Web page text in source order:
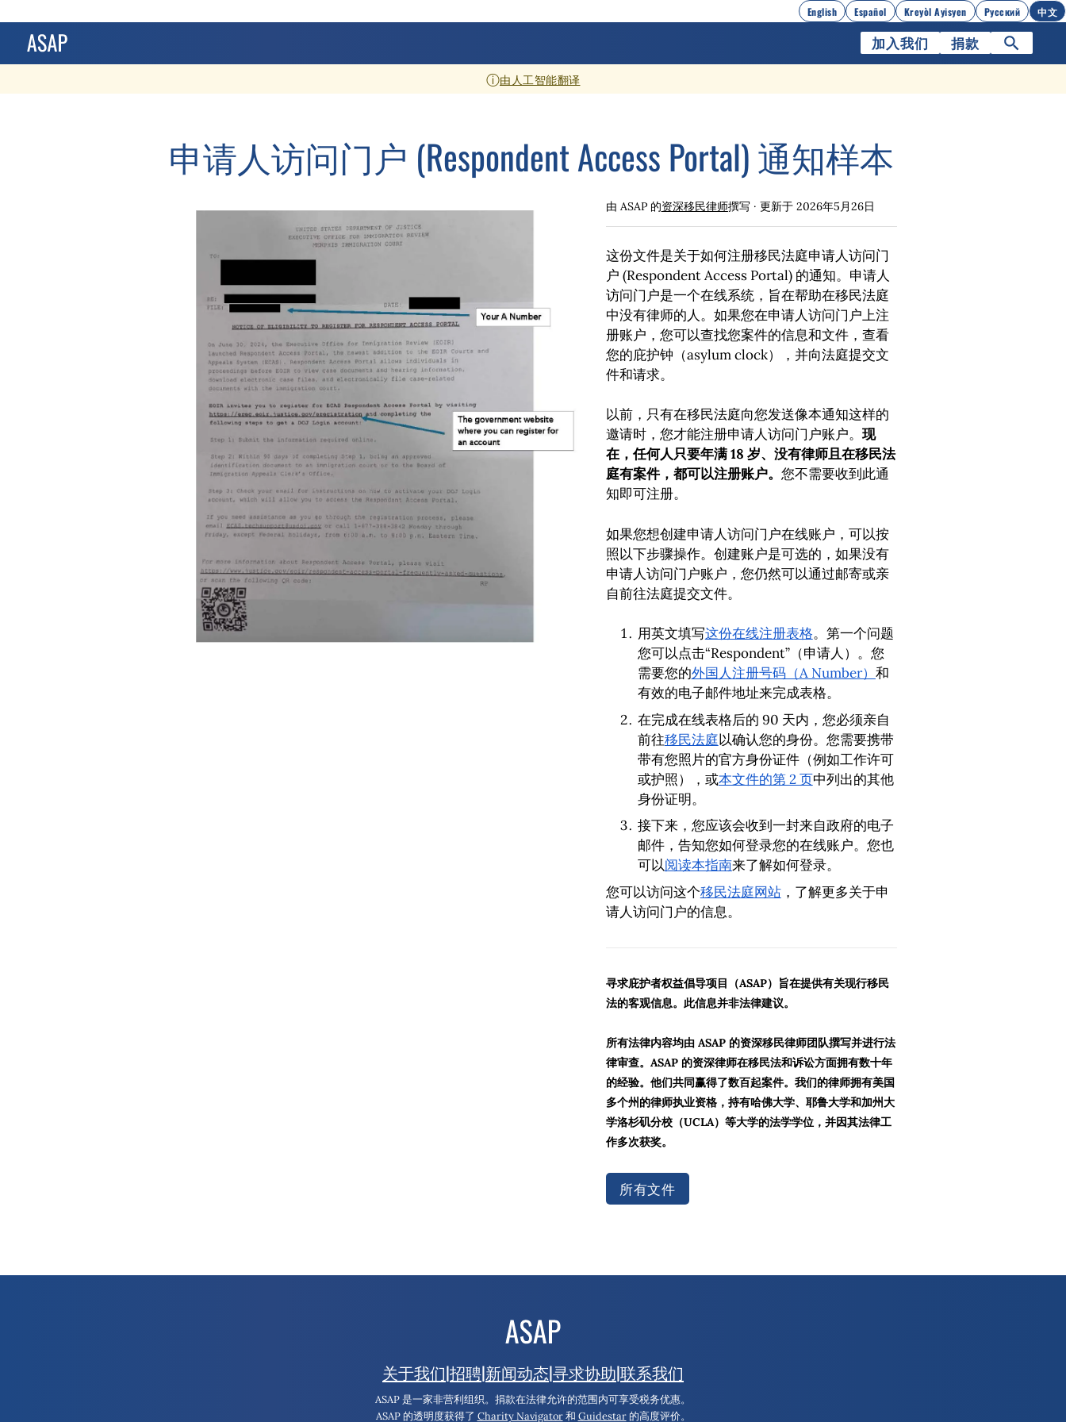
English Español Kreyòl Ayisyen Русский 中文
加入我们
捐款
ⓘ由人工智能翻译
申请人访问门户 (Respondent Access Portal) 通知样本
由 ASAP 的资深移民律师撰写 · 更新于 2026年5月26日
这份文件是关于如何注册移民法庭申请人访问门
户 (Respondent Access Portal) 的通知。申请人
访问门户是一个在线系统，旨在帮助在移民法庭
中没有律师的人。如果您在申请人访问门户上注
册账户，您可以查找您案件的信息和文件，查看
您的庇护钟（asylum clock），并向法庭提交文
件和请求。
以前，只有在移民法庭向您发送像本通知这样的
邀请时，您才能注册申请人访问门户账户。 现
在，任何人只要年满 18 岁、没有律师且在移民法
庭有案件，都可以注册账户。 您不需要收到此通
知即可注册。
如果您想创建申请人访问门户在线账户，可以按
照以下步骤操作。创建账户是可选的，如果没有
申请人访问门户账户，您仍然可以通过邮寄或亲
自前往法庭提交文件。
用英文填写这份在线注册表格。第一个问题
您可以点击“Respondent”（申请人）。您
需要您的外国人注册号码（A Number） 和
有效的电子邮件地址来完成表格。
在完成在线表格后的 90 天内，您必须亲自
前往移民法庭以确认您的身份。您需要携带
带有您照片的官方身份证件（例如工作许可
或护照），或本文件的第 2 页中列出的其他
身份证明。
接下来，您应该会收到一封来自政府的电子
邮件，告知您如何登录您的在线账户。您也
可以阅读本指南来了解如何登录。
您可以访问这个移民法庭网站，了解更多关于申
请人访问门户的信息。
寻求庇护者权益倡导项目（ASAP）旨在提供有关现行移民
法的客观信息。此信息并非法律建议。
所有法律内容均由 ASAP 的资深移民律师团队撰写并进行法
律审查。ASAP 的资深律师在移民法和诉讼方面拥有数十年
的经验。他们共同赢得了数百起案件。我们的律师拥有美国
多个州的律师执业资格，持有哈佛大学、耶鲁大学和加州大
学洛杉矶分校（UCLA）等大学的法学学位，并因其法律工
作多次获奖。
所有文件
关于我们|招聘|新闻动态|寻求协助|联系我们
ASAP 是一家非营利组织。捐款在法律允许的范围内可享受税务优惠。
ASAP 的透明度获得了 Charity Navigator和 Guidestar的高度评价。